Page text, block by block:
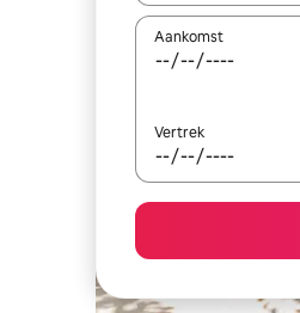
Aankomst
Vertrek